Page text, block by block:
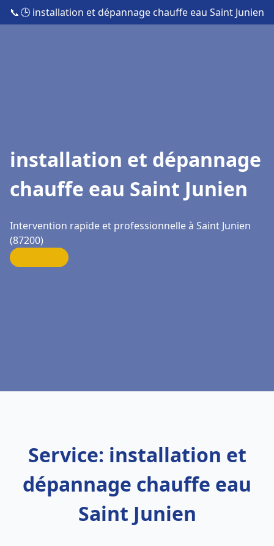
📞🕒 installation et dépannage chauffe eau Saint Junien
installation et dépannage
chauffe eau Saint Junien
Intervention rapide et professionnelle à Saint Junien
(87200)
Service: installation et
dépannage chauffe eau
Saint Junien